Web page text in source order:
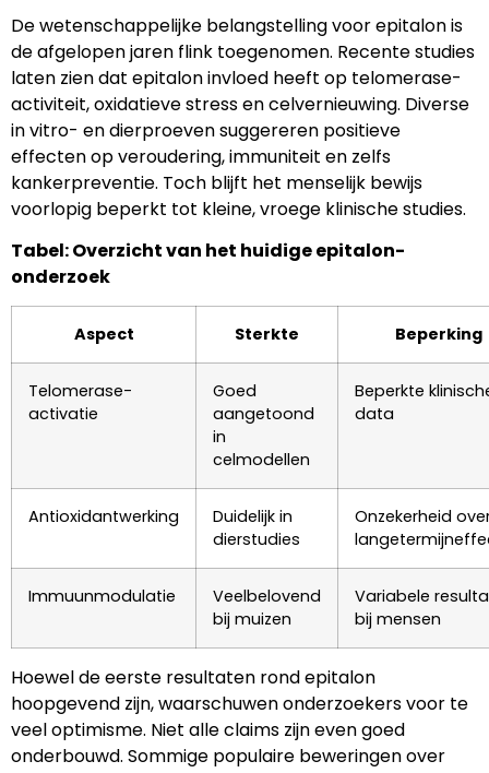
De wetenschappelijke belangstelling voor epitalon is
de afgelopen jaren flink toegenomen. Recente studies
laten zien dat epitalon invloed heeft op telomerase-
activiteit, oxidatieve stress en celvernieuwing. Diverse
in vitro- en dierproeven suggereren positieve
effecten op veroudering, immuniteit en zelfs
kankerpreventie. Toch blijft het menselijk bewijs
voorlopig beperkt tot kleine, vroege klinische studies.
Tabel: Overzicht van het huidige epitalon-
onderzoek
Aspect Sterkte Beperking
Telomerase-
activatie
Goed
aangetoond
in
celmodellen
Beperkte
data
Antioxidantwerking
Duidelijk in
dierstudies
Onzekerheid
Immuunmodulatie
Veelbelovend
bij muizen
Variabele
bij mensen
Hoewel de eerste resultaten rond epitalon
hoopgevend zijn, waarschuwen onderzoekers voor te
veel optimisme. Niet alle claims zijn even goed
onderbouwd. Sommige populaire beweringen over